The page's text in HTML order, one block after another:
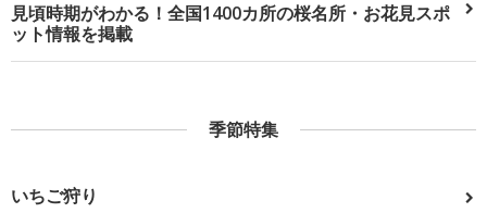
見頃時期がわかる！全国1400カ所の桜名所・お花見スポ
ット情報を掲載
季節特集
いちご狩り